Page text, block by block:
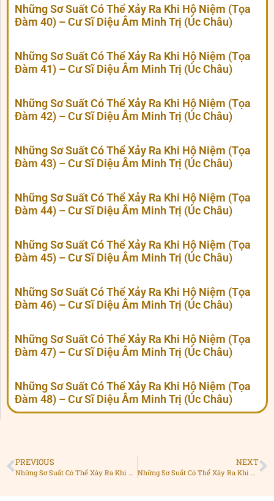
Những Sơ Suất Có Thể Xảy Ra Khi Hộ Niệm (Tọa
Đàm 40) – Cư Sĩ Diệu Âm Minh Trị (Úc Châu)
Những Sơ Suất Có Thể Xảy Ra Khi Hộ Niệm (Tọa
Đàm 41) – Cư Sĩ Diệu Âm Minh Trị (Úc Châu)
Những Sơ Suất Có Thể Xảy Ra Khi Hộ Niệm (Tọa
Đàm 42) – Cư Sĩ Diệu Âm Minh Trị (Úc Châu)
Những Sơ Suất Có Thể Xảy Ra Khi Hộ Niệm (Tọa
Đàm 43) – Cư Sĩ Diệu Âm Minh Trị (Úc Châu)
Những Sơ Suất Có Thể Xảy Ra Khi Hộ Niệm (Tọa
Đàm 44) – Cư Sĩ Diệu Âm Minh Trị (Úc Châu)
Những Sơ Suất Có Thể Xảy Ra Khi Hộ Niệm (Tọa
Đàm 45) – Cư Sĩ Diệu Âm Minh Trị (Úc Châu)
Những Sơ Suất Có Thể Xảy Ra Khi Hộ Niệm (Tọa
Đàm 46) – Cư Sĩ Diệu Âm Minh Trị (Úc Châu)
Những Sơ Suất Có Thể Xảy Ra Khi Hộ Niệm (Tọa
Đàm 47) – Cư Sĩ Diệu Âm Minh Trị (Úc Châu)
Những Sơ Suất Có Thể Xảy Ra Khi Hộ Niệm (Tọa
Đàm 48) – Cư Sĩ Diệu Âm Minh Trị (Úc Châu)
PREVIOUS NEXT